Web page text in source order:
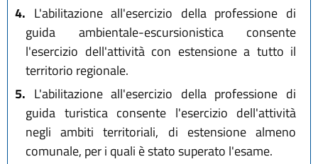
4. L'abilitazione all'esercizio della professione di
guida ambientale-escursionistica consente
l'esercizio dell'attività con estensione a tutto il
territorio regionale.
5. L'abilitazione all'esercizio della professione di
guida turistica consente l'esercizio dell'attività
negli ambiti territoriali, di estensione almeno
comunale, per i quali è stato superato l'esame.